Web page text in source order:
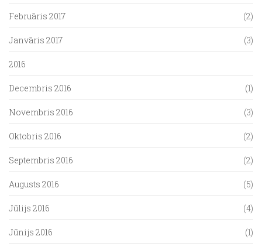
Februāris 2017 (2)
Janvāris 2017 (3)
2016
Decembris 2016 (1)
Novembris 2016 (3)
Oktobris 2016 (2)
Septembris 2016 (2)
Augusts 2016 (5)
Jūlijs 2016 (4)
Jūnijs 2016 (1)